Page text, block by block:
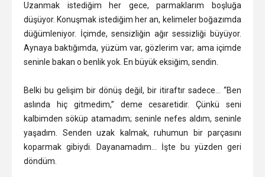
Uzanmak istediğim her gece, parmaklarım boşluğa
düşüyor. Konuşmak istediğim her an, kelimeler boğazımda
düğümleniyor. İçimde, sensizliğin ağır sessizliği büyüyor.
Aynaya baktığımda, yüzüm var, gözlerim var; ama içimde
seninle bakan o benlik yok. En büyük eksiğim, sendin.
Belki bu gelişim bir dönüş değil, bir itiraftır sadece… “Ben
aslında hiç gitmedim,” deme cesaretidir. Çünkü seni
kalbimden söküp atamadım; seninle nefes aldım, seninle
yaşadım. Senden uzak kalmak, ruhumun bir parçasını
koparmak gibiydi. Dayanamadım… İşte bu yüzden geri
döndüm.